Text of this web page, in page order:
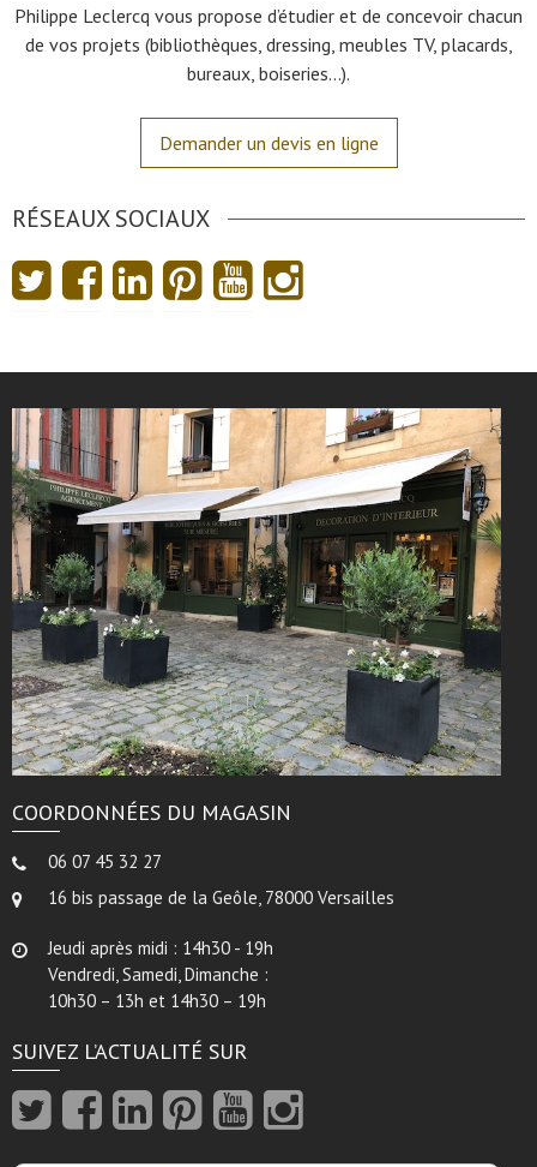
Philippe Leclercq vous propose d’étudier et de concevoir chacun
de vos projets (bibliothèques, dressing, meubles TV, placards,
bureaux, boiseries…).
Demander un devis en ligne
RÉSEAUX SOCIAUX
COORDONNÉES DU MAGASIN
06 07 45 32 27
16 bis passage de la Geôle, 78000 Versailles
Jeudi après midi : 14h30 - 19h
Vendredi, Samedi, Dimanche :
10h30 – 13h et 14h30 – 19h
SUIVEZ L’ACTUALITÉ SUR